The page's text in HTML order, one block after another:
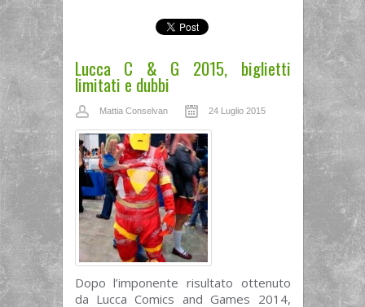
Lucca C & G 2015, biglietti
limitati e dubbi
Mattia Conselvan 24 Luglio 2015
Dopo l’imponente risultato ottenuto
da Lucca Comics and Games 2014,